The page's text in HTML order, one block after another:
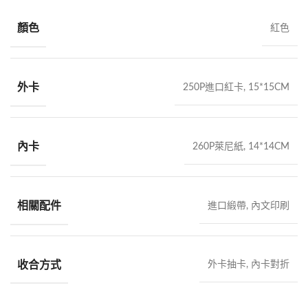
顏色 紅色
外卡 250P進口紅卡, 15*15CM
內卡 260P萊尼紙, 14*14CM
相關配件 進口緞帶, 內文印刷
收合方式 外卡抽卡, 內卡對折